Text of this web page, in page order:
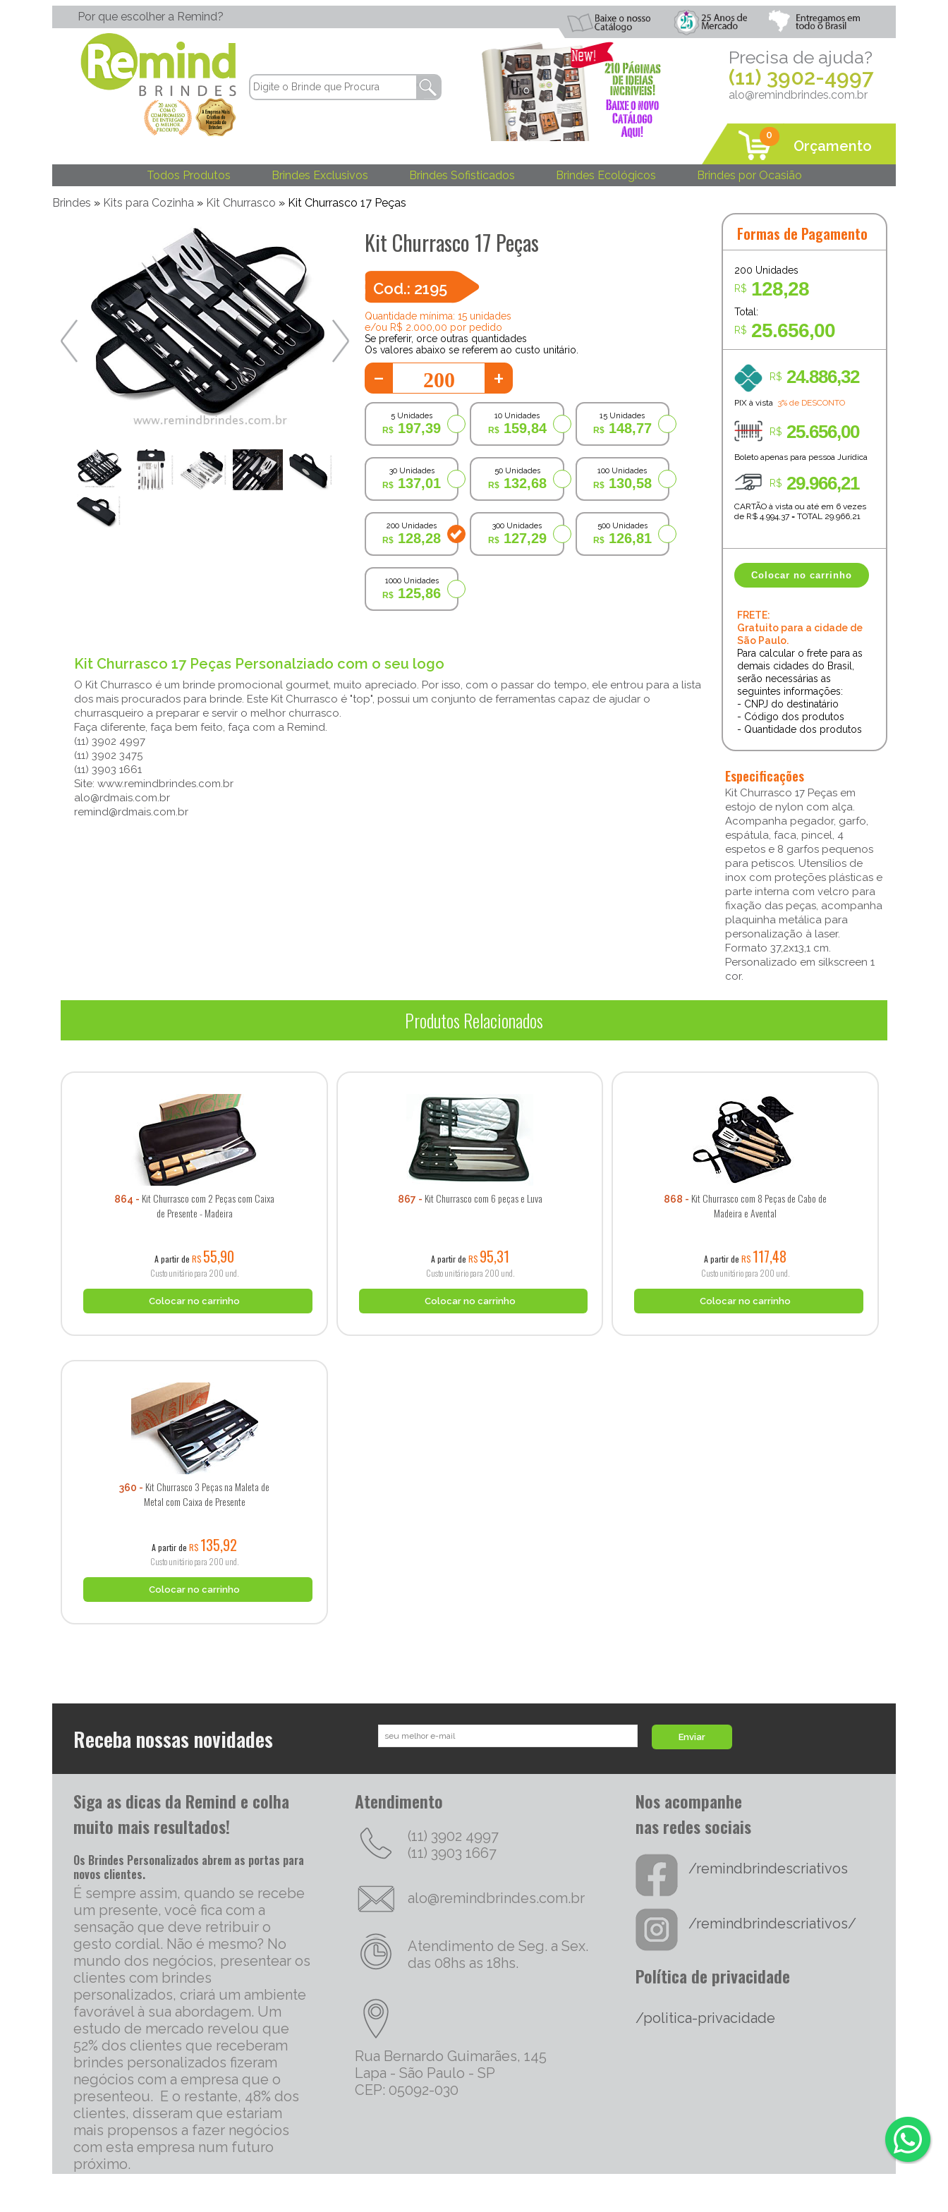
Por que escolher a Remind?
Precisa de ajuda?
(11) 3902-4997
alo@remindbrindes.com.br
0
Orçamento
Todos Produtos Brindes Exclusivos Brindes Sofisticados Brindes Ecológicos Brindes por Ocasião
Brindes » Kits para Cozinha » Kit Churrasco » Kit Churrasco 17 Peças
Kit Churrasco 17 Peças
Cod.: 2195
Quantidade mínima: 15 unidades
e/ou R$ 2.000,00 por pedido
Se preferir, orce outras quantidades
Os valores abaixo se referem ao custo unitário.
- +
5 Unidades
197,39
10 Unidades
159,84
15 Unidades
148,77
30 Unidades
137,01
50 Unidades
132,68
100 Unidades
130,58
200 Unidades
128,28
300 Unidades
127,29
500 Unidades
126,81
1000 Unidades
125,86
Kit Churrasco 17 Peças Personalziado com o seu logo
O Kit Churrasco é um brinde promocional gourmet, muito apreciado. Por isso, com o passar do tempo, ele entrou para a lista
dos mais procurados para brinde. Este Kit Churrasco é "top", possui um conjunto de ferramentas capaz de ajudar o
churrasqueiro a preparar e servir o melhor churrasco.
Faça diferente, faça bem feito, faça com a Remind.
(11) 3902 4997
(11) 3902 3475
(11) 3903 1661
Site: www.remindbrindes.com.br
alo@rdmais.com.br
remind@rdmais.com.br
Formas de Pagamento
200 Unidades
R$ 128,28
Total:
R$ 25.656,00
R$ 24.886,32
PIX à vista 3% de DESCONTO
R$ 25.656,00
Boleto apenas para pessoa Jurídica
R$ 29.966,21
CARTÃO à vista ou até em 6 vezes
de R$4.994,37 =TOTAL 29.966,21
Colocar no carrinho
FRETE:
Gratuito para a cidade de
São Paulo.
Para calcular o frete para as
demais cidades do Brasil,
serão necessárias as
seguintes informações:
- CNPJ do destinatário
- Código dos produtos
- Quantidade dos produtos
Especificações
Kit Churrasco 17 Peças em
estojo de nylon com alça.
Acompanha pegador, garfo,
espátula, faca, pincel, 4
espetos e 8 garfos pequenos
para petiscos. Utensílios de
inox com proteções plásticas e
parte interna com velcro para
fixação das peças, acompanha
plaquinha metálica para
personalização à laser.
Formato 37,2x13,1 cm.
Personalizado em silkscreen 1
cor.
Produtos Relacionados
864
Kit Churrasco com 2 Peças com Caixa
de Presente - Madeira
A partir deR$ 55,90
Custo unitário para 200 und.
Colocar no carrinho
867 Kit Churrasco com 6 peças e Luva
A partir de R$ 95,31
Custo unitário para 200 und.
Colocar no carrinho
868
Kit Churrasco com 8 Peças de Cabo de
Madeira e Avental
A partir de R$ 117,48
Custo unitário para 200 und.
Colocar no carrinho
360
Kit Churrasco 3 Peças na Maleta de
Metal com Caixa de Presente
A partir deR$ 135,92
Custo unitário para 200 und.
Colocar no carrinho
Receba nossas novidades Enviar
Siga as dicas da Remind e colha
muito mais resultados!
Os Brindes Personalizados abrem as portas para
novos clientes.
É sempre assim, quando se recebe
um presente, você fica com a
sensação que deve retribuir o
gesto cordial. Não é mesmo? No
mundo dos negócios, presentear os
clientes com brindes
personalizados, criará um ambiente
favorável à sua abordagem. Um
estudo de mercado revelou que
52% dos clientes que receberam
brindes personalizados fizeram
negócios com a empresa que o
presenteou. E o restante, 48% dos
clientes, disseram que estariam
mais propensos a fazer negócios
com esta empresa num futuro
próximo.
Atendimento
(11) 3902 4997
(11) 3903 1667
alo@remindbrindes.com.br
Atendimento de Seg. a Sex.
das 08hs as 18hs.
Rua Bernardo Guimarães, 145
Lapa - São Paulo - SP
CEP: 05092-030
Nos acompanhe
nas redes sociais
/remindbrindescriativos
/remindbrindescriativos/
Política de privacidade
/politica-privacidade